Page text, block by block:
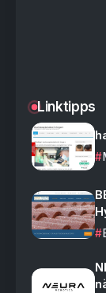
Linktipps